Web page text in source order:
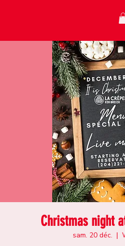
Christmas night
sam. 20 déc.
  |